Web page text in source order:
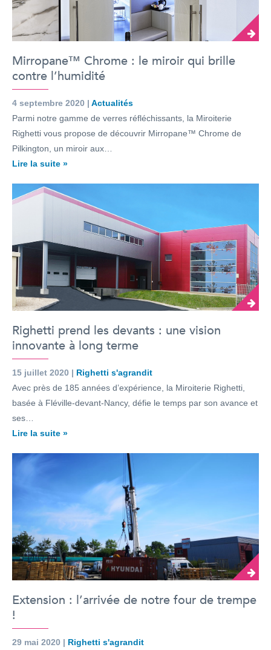
Mirropane™ Chrome : le miroir qui brille
contre l’humidité
4 septembre 2020 | Actualités
Parmi notre gamme de verres réfléchissants, la Miroiterie
Righetti vous propose de découvrir Mirropane™ Chrome de
Pilkington, un miroir aux…
Lire la suite »
Righetti prend les devants : une vision
innovante à long terme
15 juillet 2020 | Righetti s'agrandit
Avec près de 185 années d’expérience, la Miroiterie Righetti,
basée à Fléville-devant-Nancy, défie le temps par son avance et
ses…
Lire la suite »
Extension : l’arrivée de notre four de trempe
!
29 mai 2020 | Righetti s'agrandit